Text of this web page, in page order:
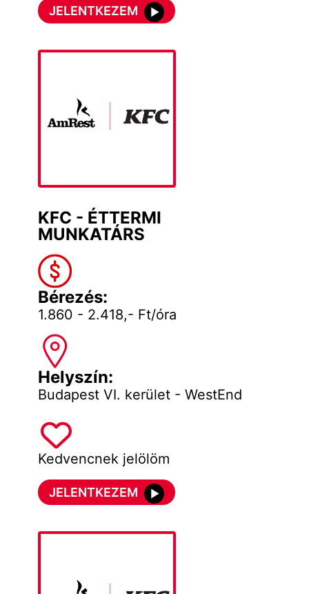
JELENTKEZEM
KFC - ÉTTERMI
MUNKATÁRS
Bérezés:
1.860 - 2.418,- Ft/óra
Helyszín:
Budapest VI. kerület - WestEnd
Kedvencnek jelölöm
JELENTKEZEM